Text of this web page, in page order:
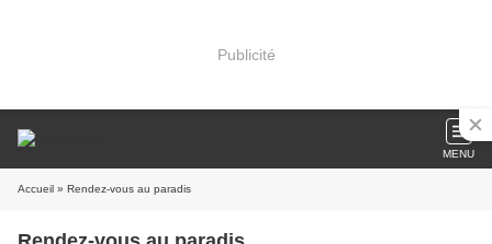
Publicité
MENU
Accueil » Rendez-vous au paradis